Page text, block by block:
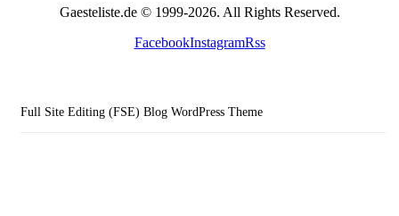
Gaesteliste.de © 1999-2026. All Rights Reserved.
FacebookInstagramRss
Full Site Editing (FSE) Blog WordPress Theme